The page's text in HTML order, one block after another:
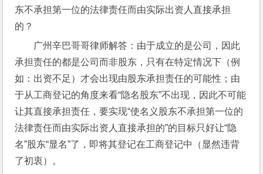
东不承担第一位的法律责任而由实际出资人直接承担
的？
广州辛巴哥哥律师解答：由于成立的是公司，因此
承担责任的都是公司而非股东，只有在特定情况下（例
如：出资不足）才会出现由股东承担责任的可能性；由
于从工商登记的角度来看“隐名股东”不出现，因此不可能
让其直接承担责任，要实现“使名义股东不承担第一位的
法律责任而由实际出资人直接承担的”的目标只好让“隐
名”股东“显名”了，即将其登记在工商登记中（显然违背
了初衷）。